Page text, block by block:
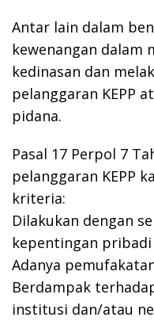
Antar lain dalam
kewenangan dalam
kedinasan dan
pelanggaran KEPP
pidana.
Pasal 17 Perpol 7
pelanggaran KEPP
kriteria:
Dilakukan dengan
kepentingan
Adanya
Berdampak
institusi dan/atau